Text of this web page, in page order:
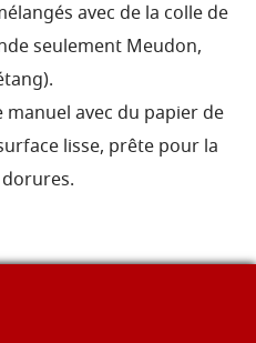
avec de la colle de
seulement Meudon,
avec du papier de
lisse, prête pour la